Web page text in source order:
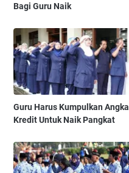
Bagi Guru Naik
Guru Harus Kumpulkan Angka
Kredit Untuk Naik Pangkat